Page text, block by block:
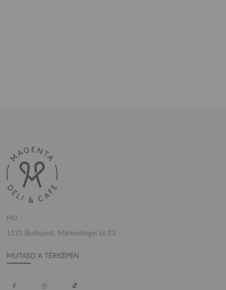
HU
1121 Budapest, Mártonhegyi út 23.
MUTASD A TÉRKÉPEN